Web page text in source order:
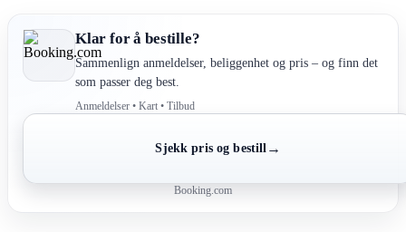
Klar for å bestille?
Sammenlign anmeldelser, beliggenhet og pris – og finn det
som passer deg best.
Anmeldelser • Kart • Tilbud
Sjekk pris og bestill →
Booking.com